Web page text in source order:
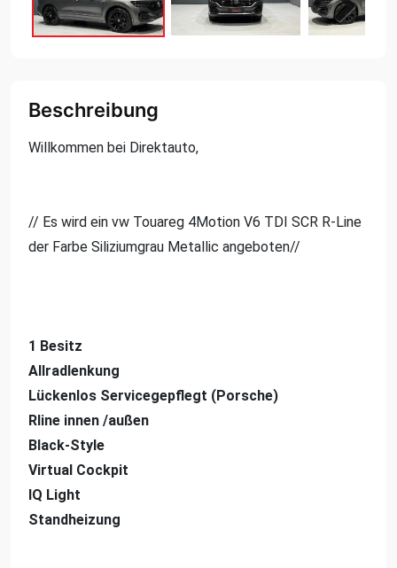
Beschreibung
Willkommen bei Direktauto,
// Es wird ein vw Touareg 4Motion V6 TDI SCR R-Line
der Farbe Siliziumgrau Metallic angeboten//
1 Besitz
Allradlenkung
Lückenlos Servicegepflegt (Porsche)
Rline innen /außen
Black-Style
Virtual Cockpit
IQ Light
Standheizung